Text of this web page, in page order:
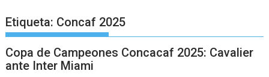
Etiqueta: Concaf 2025
Copa de Campeones Concacaf 2025: Cavalier
ante Inter Miami